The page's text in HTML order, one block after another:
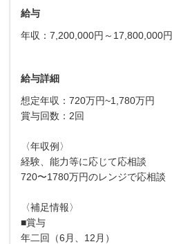
給与
年収：7,200,000円～17,800,000円
給与詳細
想定年収：720万円~1,780万円
賞与回数：2回
〈年収例〉
経験、能力等に応じて応相談
720〜1780万円のレンジで応相談
〈補足情報〉
■賞与
年二回（6月、12月）